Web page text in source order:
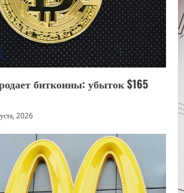
биткоины: убыток $165
2026